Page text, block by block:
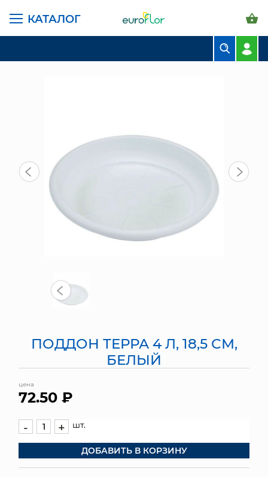
КАТАЛОГ
ПРЕДМЕТЫ ИНТЕРЬЕРА
ЯЩИКИ
СУНДУКИ
ПОДАРОЧНЫЕ КАРТЫ
ГЛАВНАЯ СТРАНИЦА КАТАЛОГ
ГОРШКИ И КАШПО
ПОДДОН ТЕРРА 4 Л, 18,5 СМ,
БЕЛЫЙ
цена
72.50 ₽
- + шт.
ДОБАВИТЬ В КОРЗИНУ